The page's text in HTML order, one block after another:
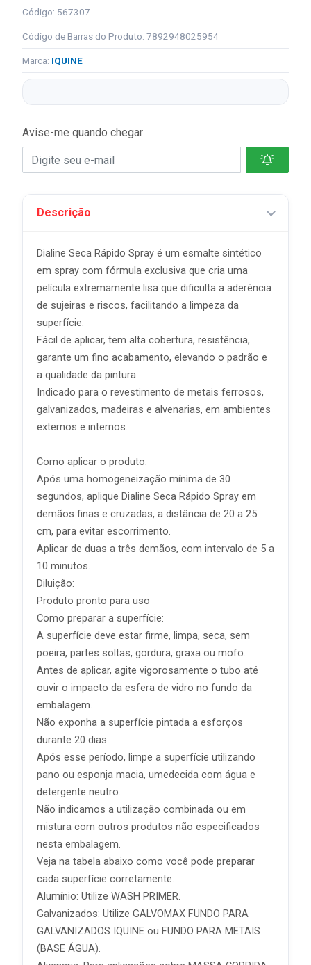
Código: 567307
Código de Barras do Produto: 7892948025954
Marca: IQUINE
Avise-me quando chegar
Descrição
Dialine Seca Rápido Spray é um esmalte sintético
em spray com fórmula exclusiva que cria uma
película extremamente lisa que dificulta a aderência
de sujeiras e riscos, facilitando a limpeza da
superfície.
Fácil de aplicar, tem alta cobertura, resistência,
garante um fino acabamento, elevando o padrão e
a qualidade da pintura.
Indicado para o revestimento de metais ferrosos,
galvanizados, madeiras e alvenarias, em ambientes
externos e internos.
Como aplicar o produto:
Após uma homogeneização mínima de 30
segundos, aplique Dialine Seca Rápido Spray em
demãos finas e cruzadas, a distância de 20 a 25
cm, para evitar escorrimento.
Aplicar de duas a três demãos, com intervalo de 5 a
10 minutos.
Diluição:
Produto pronto para uso
Como preparar a superfície:
A superfície deve estar firme, limpa, seca, sem
poeira, partes soltas, gordura, graxa ou mofo.
Antes de aplicar, agite vigorosamente o tubo até
ouvir o impacto da esfera de vidro no fundo da
embalagem.
Não exponha a superfície pintada a esforços
durante 20 dias.
Após esse período, limpe a superfície utilizando
pano ou esponja macia, umedecida com água e
detergente neutro.
Não indicamos a utilização combinada ou em
mistura com outros produtos não especificados
nesta embalagem.
Veja na tabela abaixo como você pode preparar
cada superfície corretamente.
Alumínio: Utilize WASH PRIMER.
Galvanizados: Utilize GALVOMAX FUNDO PARA
GALVANIZADOS IQUINE ou FUNDO PARA METAIS
(BASE ÁGUA).